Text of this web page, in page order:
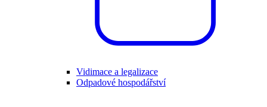
Vidimace a legalizace
Odpadové hospodářství